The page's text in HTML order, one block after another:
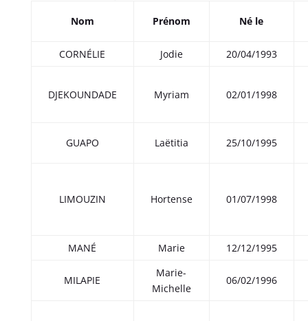
Nom Prénom Né le
CORNÉLIE Jodie 20/04/1993
DJEKOUNDADE Myriam 02/01/1998
GUAPO Laëtitia 25/10/1995
LIMOUZIN Hortense 01/07/1998
MANÉ Marie 12/12/1995
MILAPIE
Marie-
Michelle
06/02/1996